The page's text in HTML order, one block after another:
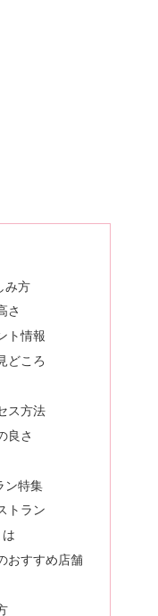
み方
さ
ト情報
どころ
ス方法
良さ
ン特集
トラン
おすすめ店舗